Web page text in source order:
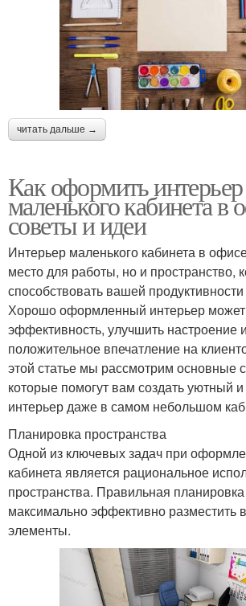
читать дальше →
Как оформить интерьер
маленького кабинета в
советы и идеи
Интерьер маленького кабинета в
место для работы, но и пространство,
способствовать вашей
Хорошо оформленный интерьер
эффективность, улучшить настроение
положительное впечатление на
этой статье мы рассмотрим основные
которые помогут вам создать уютный
интерьер даже в самом небольшом
Планировка пространства
Одной из ключевых задач при
кабинета является рациональное
пространства. Правильная
максимально эффективно разместить
элементы.